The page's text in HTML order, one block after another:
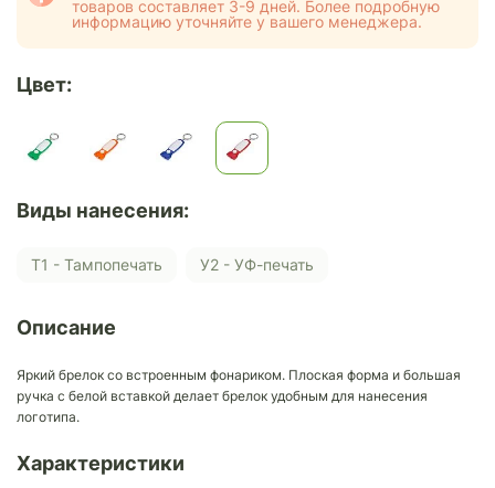
товаров составляет 3-9 дней. Более подробную
информацию уточняйте у вашего менеджера.
Цвет:
Виды нанесения:
Т1 - Тампопечать У2 - УФ-печать
Описание
Яркий брелок со встроенным фонариком. Плоская форма и большая
ручка с белой вставкой делает брелок удобным для нанесения
логотипа.
Характеристики